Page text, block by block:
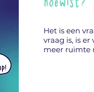
Het is een
vraag is, is
meer ruimte